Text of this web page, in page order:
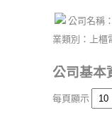
公司名稱
業類別：上櫃
公司基本
每頁顯示